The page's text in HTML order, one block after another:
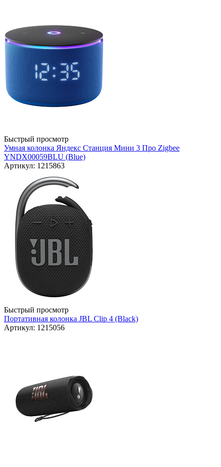
Быстрый просмотр
Умная колонка Яндекс Станция Мини 3 Про Zigbee
YNDX00059BLU (Blue)
Артикул: 1215863
Быстрый просмотр
Портативная колонка JBL Clip 4 (Black)
Артикул: 1215056